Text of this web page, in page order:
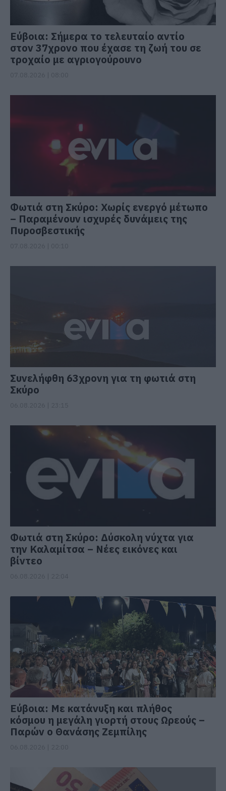
Εύβοια: Σήμερα το τελευταίο αντίο
στον 37χρονο που έχασε τη ζωή του σε
τροχαίο με αγριογούρουνο
Φωτιά στη Σκύρο: Χωρίς ενεργό μέτωπο
– Παραμένουν ισχυρές δυνάμεις της
Πυροσβεστικής
Συνελήφθη 63χρονη για τη φωτιά στη
Σκύρο
Φωτιά στη Σκύρο: Δύσκολη νύχτα για
την Καλαμίτσα – Νέες εικόνες και
βίντεο
Εύβοια: Με κατάνυξη και πλήθος
κόσμου η μεγάλη γιορτή στους Ωρεούς –
Παρών ο Θανάσης Ζεμπίλης